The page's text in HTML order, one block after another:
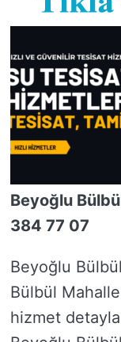
Beyoğlu
384 77 07
Beyoğlu
Bülbül
hizmet